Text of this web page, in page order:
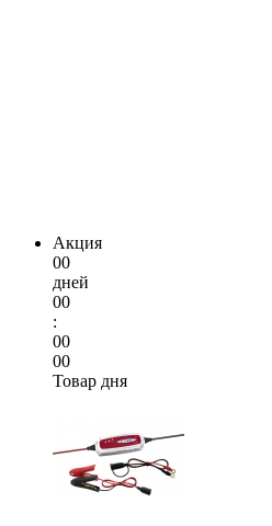
Акция
00
дней
00
:
00
00
Товар дня